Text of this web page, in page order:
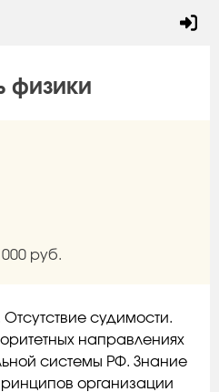
физики
руб.
судимости.
направлениях
системы РФ. Знание
организации